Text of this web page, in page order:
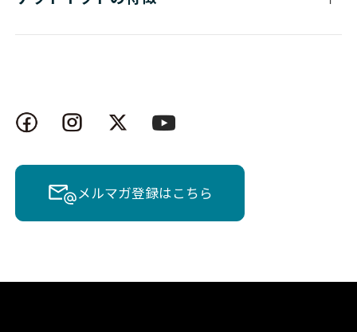
メルマガ登録はこちら